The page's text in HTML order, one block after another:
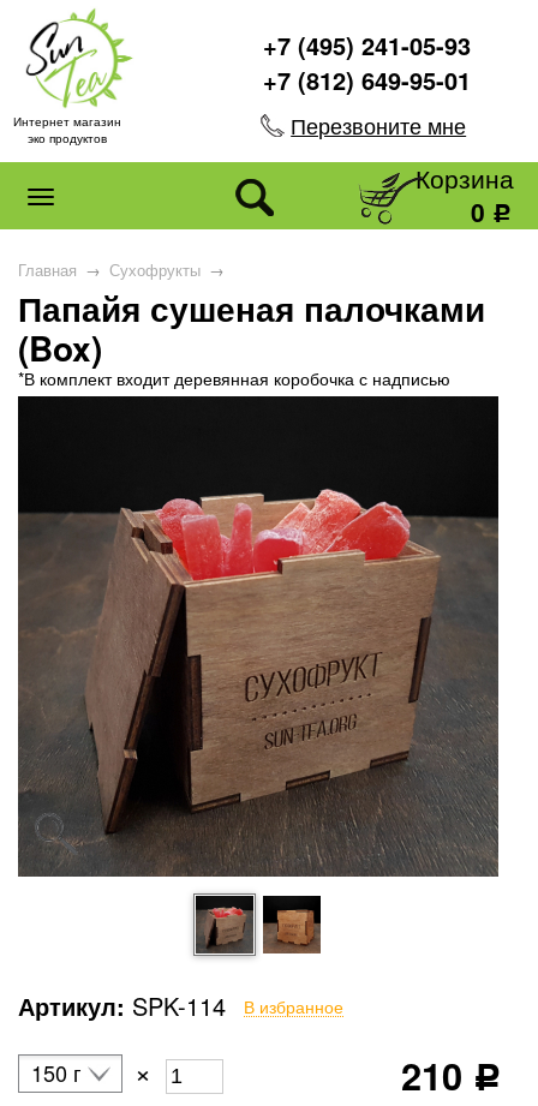
Интернет магазин
эко продуктов
+7 (495) 241-05-93
+7 (812) 649-95-01
Перезвоните мне
Корзина
0 Р
Главная → Сухофрукты →
Папайя сушеная палочками
(Box)
*В комплект входит деревянная коробочка с надписью
Артикул: SPK-114
150 г ×
В избранное
210 Р